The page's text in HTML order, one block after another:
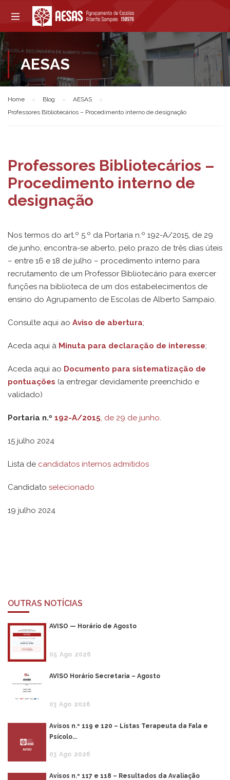
AESAS
Home Blog
AESAS
Professores Bibliotecários – Procedimento interno de designação
Professores Bibliotecários –
Procedimento interno de
designação
Nos termos do art.º 5.º da Portaria n.º 192-A/2015, de 29
de junho, encontra-se aberto, pelo prazo de três dias úteis
– entre 16 e 18 de julho – procedimento interno para
recrutamento de um Professor Bibliotecário para exercer
funções na biblioteca de um dos estabelecimentos de
ensino do Agrupamento de Escolas de Alberto Sampaio.
Consulte aqui ao Aviso de abertura;
Aceda aqui à Minuta para declaração de interesse;
Aceda aqui ao Documento para sistematização de
pontuações (a entregar devidamente preenchido e
validado)
Portaria n.º 192-A/2015, de 29 de junho.
15 julho 2024
Lista de candidatos internos admitidos
Candidato selecionado
19 julho 2024
OUTRAS NOTÍCIAS
AVISO — Horário de Agosto
05 Ago 2026
AVISO Horário Secretaria – Agosto
03 Ago 2026
Avisos n.º 119 e 120 – Listas Terapeuta da Fala e
Psícolo...
03 Ago 2026
Avisos n.º 117 e 118 – Resultados da Avaliação